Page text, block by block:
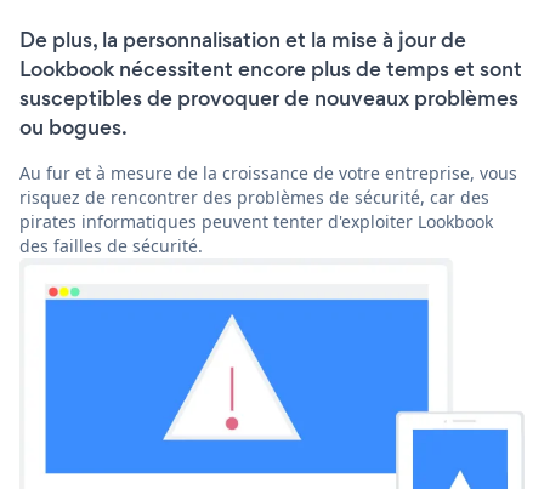
De plus, la personnalisation et la mise à jour de
Lookbook nécessitent encore plus de temps et sont
susceptibles de provoquer de nouveaux problèmes
ou bogues.
Au fur et à mesure de la croissance de votre entreprise, vous
risquez de rencontrer des problèmes de sécurité, car des
pirates informatiques peuvent tenter d'exploiter Lookbook
des failles de sécurité.